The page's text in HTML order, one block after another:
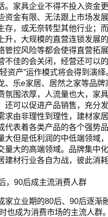
。家具企业不得不投入资金
资金有限、无法跟上市场发
存，或无奈转型其他行业；
升，大规模的直营连锁发展
管控风险等都会使得直营拓
不佳的会关闭，经营还可以
资产”运作模式将会得到演绎
、乐e家居、居然之家等品
氛围浓厚，人流量也大，家
还可以促进产品销售，充分
求由非理性到理性，建材家
代表着各类产品的各个强势
大但是低利润的中低端领域
量大的高端领域。品牌集中
建材行业各自为战，彼此消
，90后成主流消费人群
家立业期的80后、90后逐渐
也成为消费市场的主流人群